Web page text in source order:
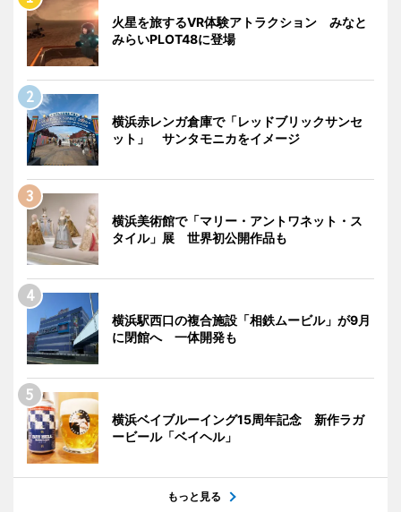
火星を旅するVR体験アトラクション みなと
みらいPLOT48に登場
横浜赤レンガ倉庫で「レッドブリックサンセ
ット」 サンタモニカをイメージ
横浜美術館で「マリー・アントワネット・ス
タイル」展 世界初公開作品も
横浜駅西口の複合施設「相鉄ムービル」が9月
に閉館へ 一体開発も
横浜ベイブルーイング15周年記念 新作ラガ
ービール「ベイヘル」
もっと見る